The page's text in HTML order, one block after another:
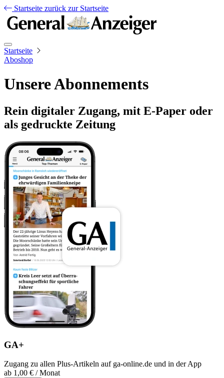
Startseite zurück zur Startseite
Startseite
Aboshop
Unsere Abonnements
Rein digitaler Zugang, mit E-Paper oder
als gedruckte Zeitung
GA+
Zugang zu allen Plus-Artikeln auf ga-online.de und in der App
ab 1,00 € / Monat